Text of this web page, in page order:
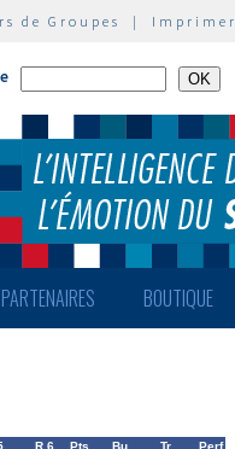
de Groupes | Imprimer
PARTENAIRES BOUTIQUE
R 6 Pts Bu. Tr.
Perf